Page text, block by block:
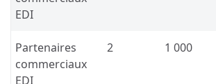
EDI
Partenaires
commerciaux
EDI
2 1 000